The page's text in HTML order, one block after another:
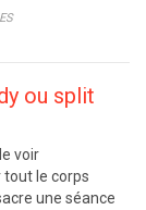
ou split
voir
tout le corps
une séance